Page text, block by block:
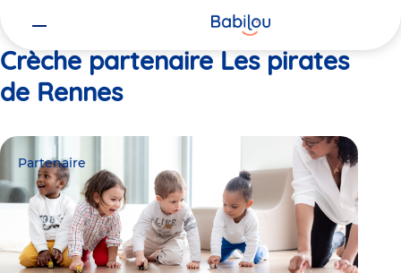
Crèche partenaire Les pirates
de Rennes
Partenaire